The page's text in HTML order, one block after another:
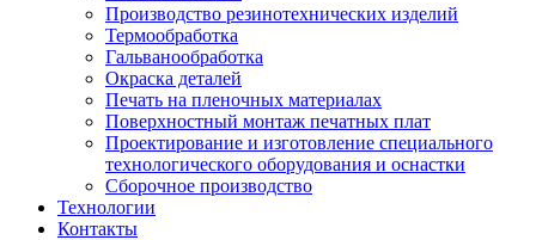
Производство резинотехнических изделий
Термообработка
Гальванообработка
Окраска деталей
Печать на пленочных материалах
Поверхностный монтаж печатных плат
Проектирование и изготовление специального
технологического оборудования и оснастки
Сборочное производство
Технологии
Контакты